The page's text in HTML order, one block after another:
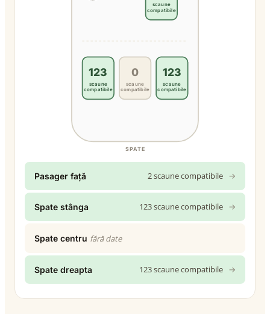
SPATE
scaune
compatibile
123
scaune
compatibile
0
scaune
compatibile
123
scaune
compatibile
Pasager față 2 scaune compatibile →
Spate stânga 123 scaune compatibile →
Spate centru fără date
Spate dreapta 123 scaune compatibile →